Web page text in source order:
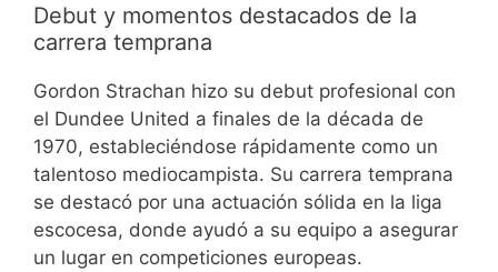
Debut y momentos destacados de la
carrera temprana
Gordon Strachan hizo su debut profesional con
el Dundee United a finales de la década de
1970, estableciéndose rápidamente como un
talentoso mediocampista. Su carrera temprana
se destacó por una actuación sólida en la liga
escocesa, donde ayudó a su equipo a asegurar
un lugar en competiciones europeas.